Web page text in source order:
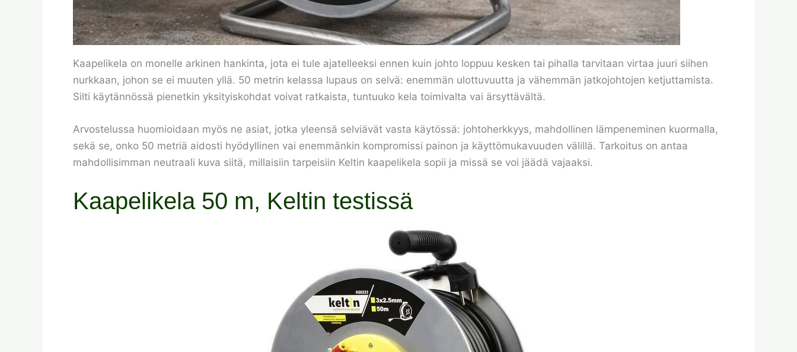
Kaapelikela on monelle arkinen hankinta, jota ei tule ajatelleeksi ennen kuin johto loppuu kesken tai pihalla tarvitaan virtaa juuri siihen
nurkkaan, johon se ei muuten yllä. 50 metrin kelassa lupaus on selvä: enemmän ulottuvuutta ja vähemmän jatkojohtojen ketjuttamista.
Silti käytännössä pienetkin yksityiskohdat voivat ratkaista, tuntuuko kela toimivalta vai ärsyttävältä.
Arvostelussa huomioidaan myös ne asiat, jotka yleensä selviävät vasta käytössä: johtoherkkyys, mahdollinen lämpeneminen kuormalla,
sekä se, onko 50 metriä aidosti hyödyllinen vai enemmänkin kompromissi painon ja käyttömukavuuden välillä. Tarkoitus on antaa
mahdollisimman neutraali kuva siitä, millaisiin tarpeisiin Keltin kaapelikela sopii ja missä se voi jäädä vajaaksi.
Kaapelikela 50 m, Keltin testissä